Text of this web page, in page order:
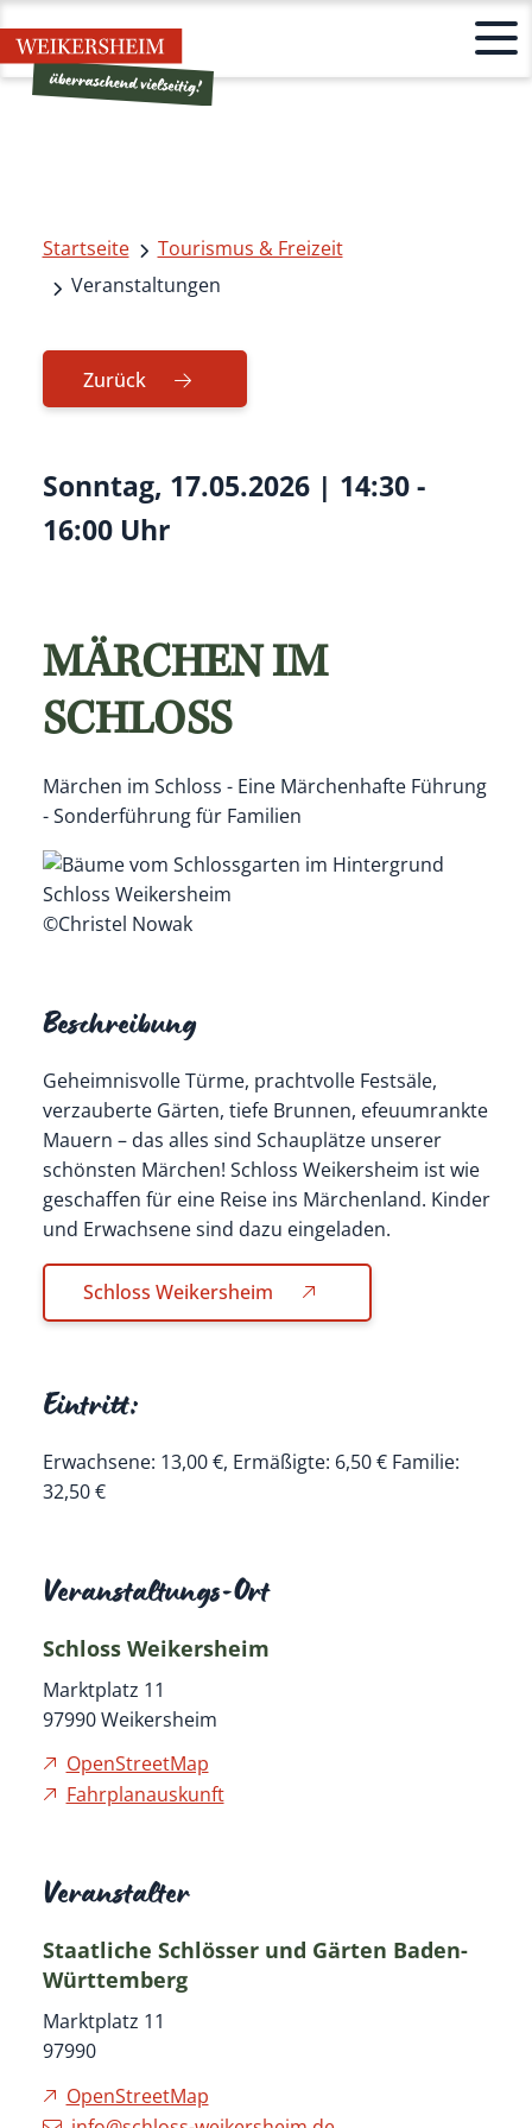
Startseite
Tourismus & Freizeit
Veranstaltungen
Zurück
Sonntag, 17.05.2026 | 14:30 -
16:00 Uhr
MÄRCHEN IM
SCHLOSS
Märchen im Schloss - Eine Märchenhafte Führung
- Sonderführung für Familien
©Christel Nowak
Beschreibung
Geheimnisvolle Türme, prachtvolle Festsäle,
verzauberte Gärten, tiefe Brunnen, efeuumrankte
Mauern – das alles sind Schauplätze unserer
schönsten Märchen! Schloss Weikersheim ist wie
geschaffen für eine Reise ins Märchenland. Kinder
und Erwachsene sind dazu eingeladen.
Schloss Weikersheim
Eintritt:
Erwachsene: 13,00 €, Ermäßigte: 6,50 € Familie:
32,50 €
Veranstaltungs-Ort
Schloss Weikersheim
Marktplatz 11
97990 Weikersheim
OpenStreetMap
Fahrplanauskunft
Veranstalter
Staatliche Schlösser und Gärten Baden-
Württemberg
Marktplatz 11
97990
OpenStreetMap